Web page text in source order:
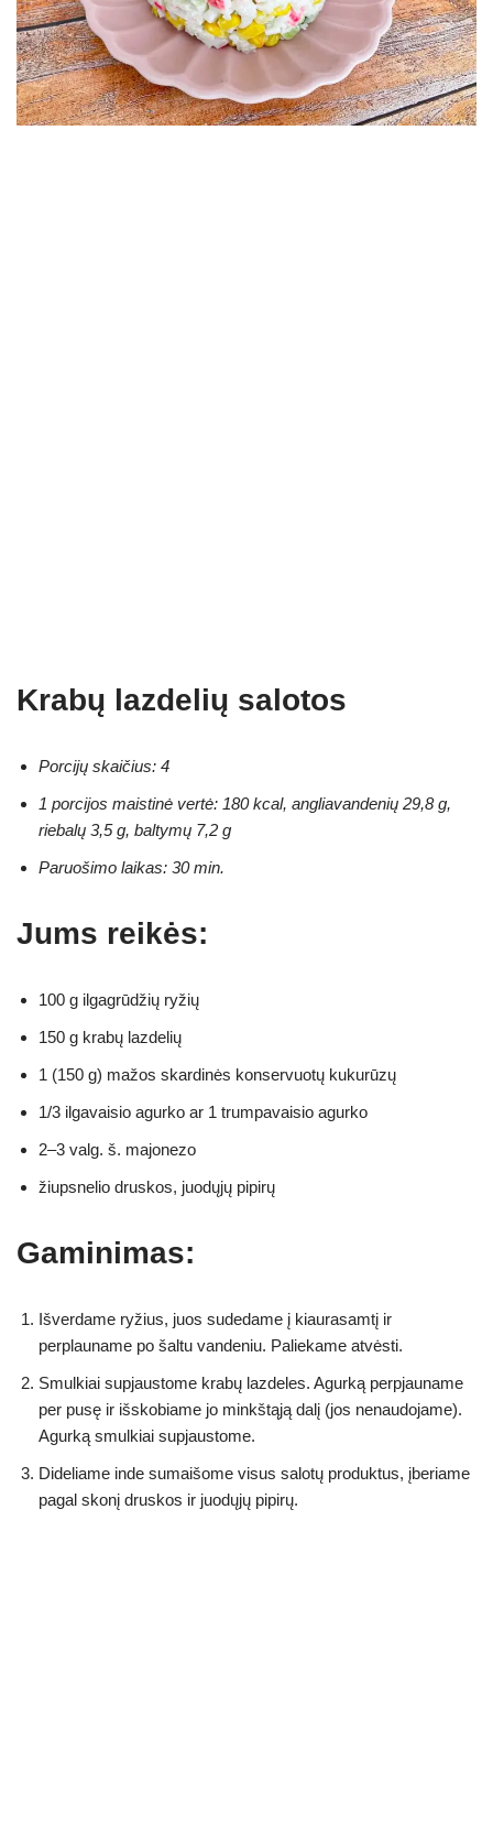
Krabų lazdelių salotos
Porcijų skaičius: 4
1 porcijos maistinė vertė: 180 kcal, angliavandenių 29,8 g,
riebalų 3,5 g, baltymų 7,2 g
Paruošimo laikas: 30 min.
Jums reikės:
100 g ilgagrūdžių ryžių
150 g krabų lazdelių
1 (150 g) mažos skardinės konservuotų kukurūzų
1/3 ilgavaisio agurko ar 1 trumpavaisio agurko
2–3 valg. š. majonezo
žiupsnelio druskos, juodųjų pipirų
Gaminimas:
Išverdame ryžius, juos sudedame į kiaurasamtį ir
perplauname po šaltu vandeniu. Paliekame atvėsti.
Smulkiai supjaustome krabų lazdeles. Agurką perpjauname
per pusę ir išskobiame jo minkštąją dalį (jos nenaudojame).
Agurką smulkiai supjaustome.
Dideliame inde sumaišome visus salotų produktus, įberiame
pagal skonį druskos ir juodųjų pipirų.